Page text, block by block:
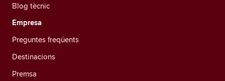
Blog tècnic
Empresa
Preguntes freqüents
Destinacions
Premsa